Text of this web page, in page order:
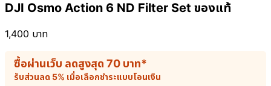
DJI Osmo Action 6 ND Filter Set ของแท้
1,400 บาท
ซื้อผ่านเว็บ ลดสูงสุด 70 บาท*
รับส่วนลด 5% เมื่อเลือกชำระแบบโอนเงิน